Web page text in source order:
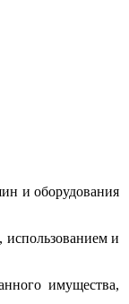
и оборудования
использованием и
имущества,